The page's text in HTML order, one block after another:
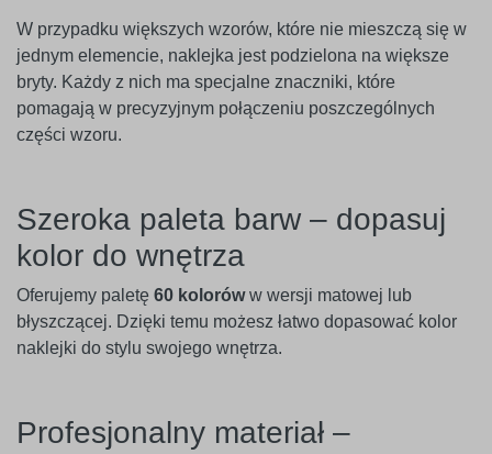
W przypadku większych wzorów, które nie mieszczą się w
jednym elemencie, naklejka jest podzielona na większe
bryty. Każdy z nich ma specjalne znaczniki, które
pomagają w precyzyjnym połączeniu poszczególnych
części wzoru.
Szeroka paleta barw – dopasuj
kolor do wnętrza
Oferujemy paletę 60 koloróww wersji matowej lub
błyszczącej. Dzięki temu możesz łatwo dopasować kolor
naklejki do stylu swojego wnętrza.
Profesjonalny materiał –